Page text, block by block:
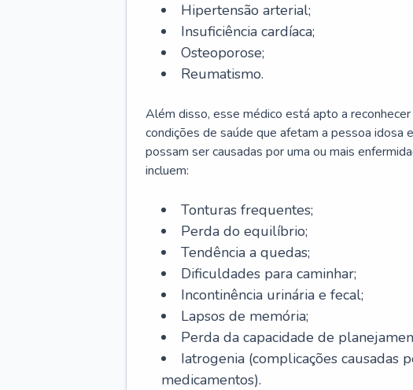
Hipertensão arterial;
Insuficiência cardíaca;
Osteoporose;
Reumatismo.
Além disso, esse médico está apto a
condições de saúde que afetam a pessoa idosa
possam ser causadas por uma ou mais
incluem:
Tonturas frequentes;
Perda do equilíbrio;
Tendência a quedas;
Dificuldades para caminhar;
Incontinência urinária e fecal;
Lapsos de memória;
Perda da capacidade de
Iatrogenia (complicações causadas
medicamentos).